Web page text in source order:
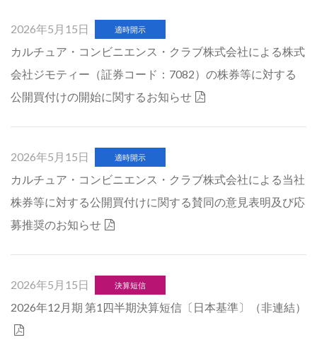
2026年5月15日 適時開示
カルチュア・コンビニエンス・クラブ株式会社による株式
会社ジモティー（証券コード：7082）の株券等に対する
公開買付けの開始に関するお知らせ
2026年5月15日 適時開示
カルチュア・コンビニエンス・クラブ株式会社による当社
株券等に対する公開買付けに関する賛同の意見表明及び応
募推奨のお知らせ
2026年5月15日 決算短信
2026年12月期 第1四半期決算短信〔日本基準〕（非連結）